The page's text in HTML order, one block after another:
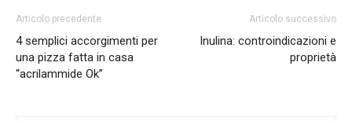
Articolo precedente
4 semplici accorgimenti per
una pizza fatta in casa
“acrilammide Ok”
Articolo successivo
Inulina: controindicazioni e
proprietà